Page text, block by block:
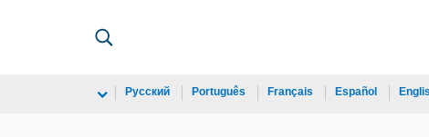
Español
Français
Português
Русский